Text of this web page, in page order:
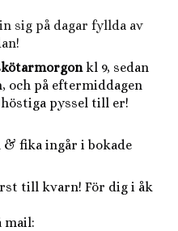
sig på dagar fyllda av
kl 9, sedan
och på eftermiddagen
pyssel till er!
& fika ingår i bokade
till kvarn! För dig i åk
mail: